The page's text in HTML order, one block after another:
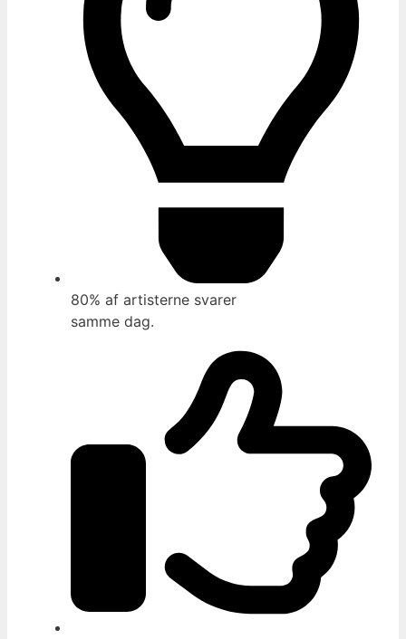
80% af artisterne svarer
samme dag.